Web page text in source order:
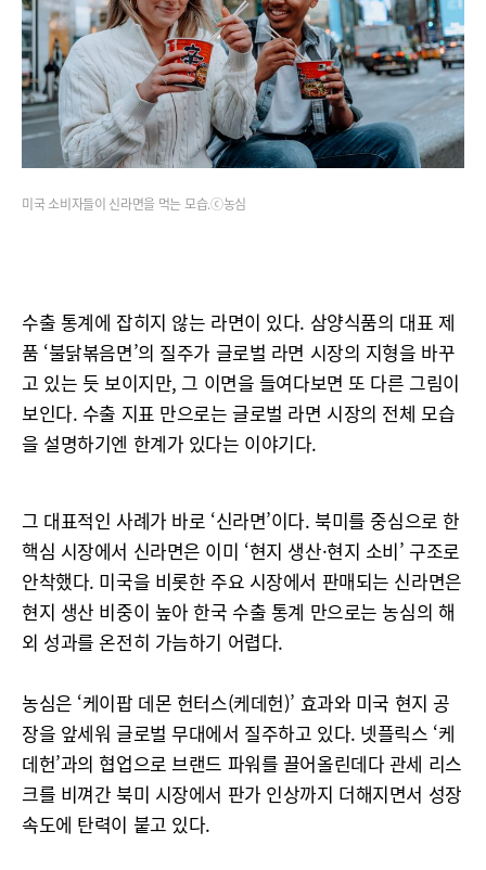
미국 소비자들이 신라면을 먹는 모습.ⓒ농심
수출 통계에 잡히지 않는 라면이 있다. 삼양식품의 대표 제
품 ‘불닭볶음면’의 질주가 글로벌 라면 시장의 지형을 바꾸
고 있는 듯 보이지만, 그 이면을 들여다보면 또 다른 그림이
보인다. 수출 지표 만으로는 글로벌 라면 시장의 전체 모습
을 설명하기엔 한계가 있다는 이야기다.
그 대표적인 사례가 바로 ‘신라면’이다. 북미를 중심으로 한
핵심 시장에서 신라면은 이미 ‘현지 생산·현지 소비’ 구조로
안착했다. 미국을 비롯한 주요 시장에서 판매되는 신라면은
현지 생산 비중이 높아 한국 수출 통계 만으로는 농심의 해
외 성과를 온전히 가늠하기 어렵다.
농심은 ‘케이팝 데몬 헌터스(케데헌)’ 효과와 미국 현지 공
장을 앞세워 글로벌 무대에서 질주하고 있다. 넷플릭스 ‘케
데헌’과의 협업으로 브랜드 파워를 끌어올린데다 관세 리스
크를 비껴간 북미 시장에서 판가 인상까지 더해지면서 성장
속도에 탄력이 붙고 있다.